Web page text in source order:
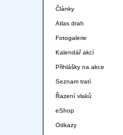
Články
Atlas drah
Fotogalerie
Kalendář akcí
Přihlášky na akce
Seznam tratí
Řazení vlaků
eShop
Odkazy